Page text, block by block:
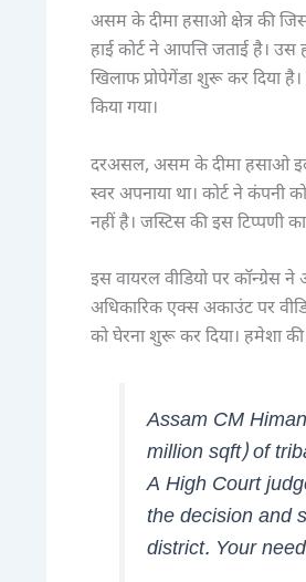
असम के दीमा हसाओ क्षेत्र की
हाई कोर्ट ने आपत्ति जताई है।
खिलाफ प्रोपेगेंडा शुरू कर दिया
किया गया।
दरअसल, असम के दीमा हसाओ
स्वर अपनाया था। कोर्ट ने
नहीं है। जस्टिस की इस टिप्पणी
इस वायरल वीडियो पर कॉन्ग्रेस
अधिकारिक एक्स अकाउंट पर
को घेरना शुरू कर दिया। हमेशा की
Assam CM
million sqft) of
A High Court
the decision and
district. Your